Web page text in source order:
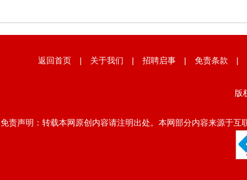
返回首页 | 关于我们 | 招聘启事 | 免责条款 |
版
免责声明：转载本网原创内容请注明出处。本网部分内容来源于